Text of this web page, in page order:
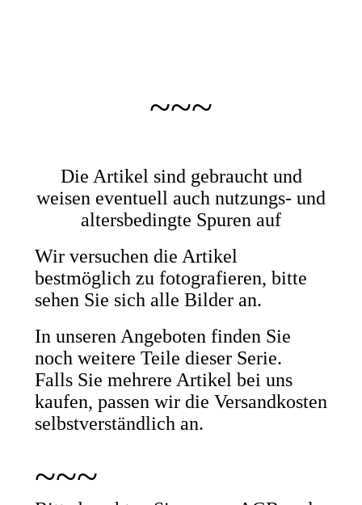
~~~
Die Artikel sind gebraucht und
weisen eventuell auch nutzungs- und
altersbedingte Spuren auf
Wir versuchen die Artikel
bestmöglich zu fotografieren, bitte
sehen Sie sich alle Bilder an.
In unseren Angeboten finden Sie
noch weitere Teile dieser Serie.
Falls Sie mehrere Artikel bei uns
kaufen, passen wir die Versandkosten
selbstverständlich an.
~~~